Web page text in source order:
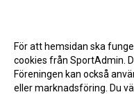
För att hemsidan ska
cookies från SportAdmin.
Föreningen kan också
eller marknadsföring. Du